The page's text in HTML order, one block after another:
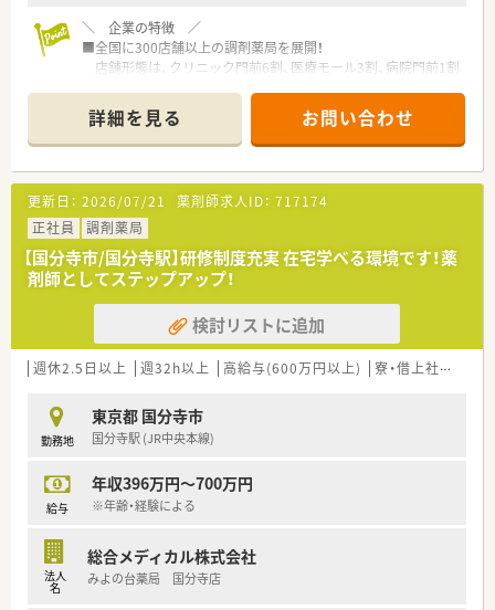
＼ 企業の特徴 ／
■全国に300店舗以上の調剤薬局を展開！
店舗形態は、クリニック門前6割、医療モール3割、病院門前1割
■新規医療モールの自社開発や出店を毎年続けており、着実に店
舗数を伸ばしています。
M&Aだけではなく自社開発を積極的に進めることで、安定し
た店舗展開を実現しています。
■月平均の所定労働時間は161時間と少なく、残業も全社平均11
時間程と労働時間も少なめです。
■医療モール出店では、殆どのドクターを誘致し開局している経
緯もあり処方医との関係性は
非常に良好なので疑義照会などでスムーズです。
■薬剤師のスペシャリストとして、在宅医療や漢方といった専門
分野を極める道も用意されています。
■マネージャーや支店長、採用・教育などの人事業務、医療モール
開発といった新規開発に携わるなど、活躍できるチャンスが多
い企業です。
導入しています。
薬剤師の業務負担を減らし、患者様の服薬管理・指導へより注
力できる体制を整えています。
ーニングは全額補助で受講が可能）
■財形貯蓄?インフルエンザ補助制度?確定拠出年金など様々制
＼ 働きやすい環境あり ／
■試用期間経過後、入社日に合わせて有休(日数変動)が付与され
詳細を見る お問い合わせ
更新日： 2026/07/21 薬剤師求人ID： 717174
正社員
調剤薬局
【国分寺市/国分寺駅】研修制度充実 在宅学べる環境です！薬
剤師としてステップアップ！
検討リストに追加
週休2.5日以上 週32h以上 高給与(600万円以上) 寮・借上社宅あり
勤務地
東京都 国分寺市
国分寺駅 (JR中央本線)
給与
年収396万円～700万円
※年齢・経験による
法人
名
総合メディカル株式会社
みよの台薬局 国分寺店